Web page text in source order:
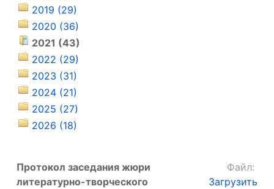
2019 (29)
2020 (36)
2021 (43)
2022 (29)
2023 (31)
2024 (21)
2025 (27)
2026 (18)
Протокол заседания жюри
литературно-творческого
Файл:
Загрузить